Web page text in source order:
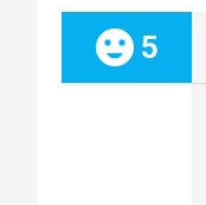
Celkom:
5